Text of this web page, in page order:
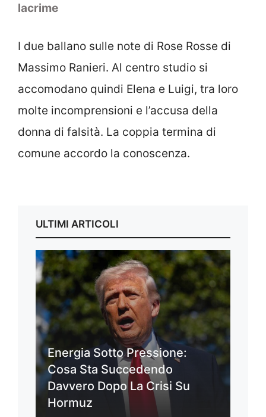
lacrime
I due ballano sulle note di Rose Rosse di
Massimo Ranieri. Al centro studio si
accomodano quindi Elena e Luigi, tra loro
molte incomprensioni e l’accusa della
donna di falsità. La coppia termina di
comune accordo la conoscenza.
ULTIMI ARTICOLI
Energia Sotto Pressione:
Cosa Sta Succedendo
Davvero Dopo La Crisi Su
Hormuz